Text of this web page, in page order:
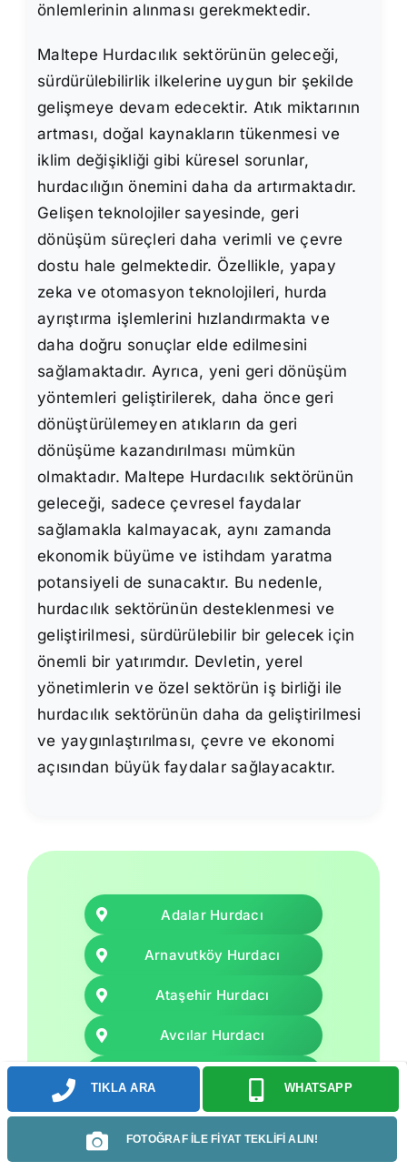
önlemlerinin alınması gerekmektedir.
Maltepe Hurdacılık sektörünün geleceği,
sürdürülebilirlik ilkelerine uygun bir şekilde
gelişmeye devam edecektir. Atık miktarının
artması, doğal kaynakların tükenmesi ve
iklim değişikliği gibi küresel sorunlar,
hurdacılığın önemini daha da artırmaktadır.
Gelişen teknolojiler sayesinde, geri
dönüşüm süreçleri daha verimli ve çevre
dostu hale gelmektedir. Özellikle, yapay
zeka ve otomasyon teknolojileri, hurda
ayrıştırma işlemlerini hızlandırmakta ve
daha doğru sonuçlar elde edilmesini
sağlamaktadır. Ayrıca, yeni geri dönüşüm
yöntemleri geliştirilerek, daha önce geri
dönüştürülemeyen atıkların da geri
dönüşüme kazandırılması mümkün
olmaktadır. Maltepe Hurdacılık sektörünün
geleceği, sadece çevresel faydalar
sağlamakla kalmayacak, aynı zamanda
ekonomik büyüme ve istihdam yaratma
potansiyeli de sunacaktır. Bu nedenle,
hurdacılık sektörünün desteklenmesi ve
geliştirilmesi, sürdürülebilir bir gelecek için
önemli bir yatırımdır. Devletin, yerel
yönetimlerin ve özel sektörün iş birliği ile
hurdacılık sektörünün daha da geliştirilmesi
ve yaygınlaştırılması, çevre ve ekonomi
açısından büyük faydalar sağlayacaktır.
Adalar Hurdacı
Arnavutköy Hurdacı
Ataşehir Hurdacı
Avcılar Hurdacı
Bağcılar Hurdacı
Bahçelievler Hurdacı
TIKLA ARA WHATSAPP
FOTOĞRAF İLE FİYAT TEKLİFİ ALIN!